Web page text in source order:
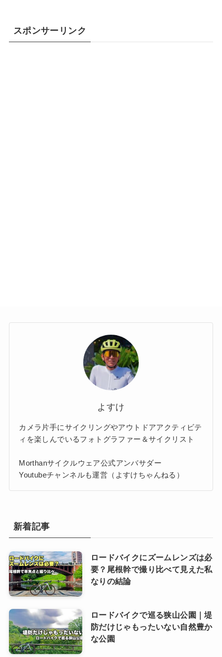
スポンサーリンク
よすけ
カメラ片手にサイクリングやアウトドアアクティビテ
ィを楽しんでいるフォトグラファー＆サイクリスト
Morthanサイクルウェア公式アンバサダー
Youtubeチャンネルも運営（よすけちゃんねる）
新着記事
ロードバイクにズームレンズは必
要？尾根幹で撮り比べて見えた私
なりの結論
ロードバイクで巡る狭山公園｜堤
防だけじゃもったいない自然豊か
な公園